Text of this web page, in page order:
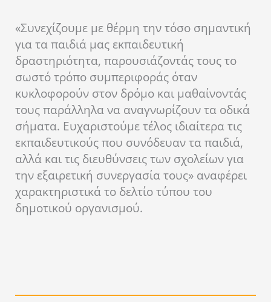
«Συνεχίζουμε με θέρμη την τόσο σημαντική
για τα παιδιά μας εκπαιδευτική
δραστηριότητα, παρουσιάζοντάς τους το
σωστό τρόπο συμπεριφοράς όταν
κυκλοφορούν στον δρόμο και μαθαίνοντάς
τους παράλληλα να αναγνωρίζουν τα οδικά
σήματα. Ευχαριστούμε τέλος ιδιαίτερα τις
εκπαιδευτικούς που συνόδευαν τα παιδιά,
αλλά και τις διευθύνσεις των σχολείων για
την εξαιρετική συνεργασία τους» αναφέρει
χαρακτηριστικά το δελτίο τύπου του
δημοτικού οργανισμού.